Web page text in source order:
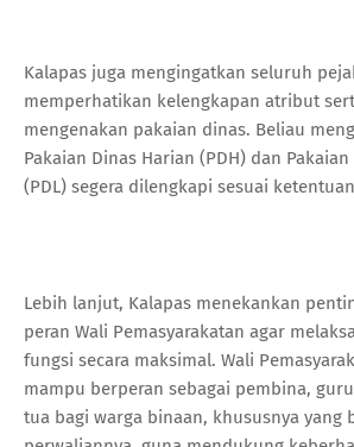
Kalapas juga mengingatkan seluruh
memperhatikan kelengkapan atribut
mengenakan pakaian dinas. Beliau
Pakaian Dinas Harian (PDH) dan
(PDL) segera dilengkapi sesuai
Lebih lanjut, Kalapas menekankan
peran Wali Pemasyarakatan agar
fungsi secara maksimal. Wali
mampu berperan sebagai pembina,
tua bagi warga binaan, khususnya yang